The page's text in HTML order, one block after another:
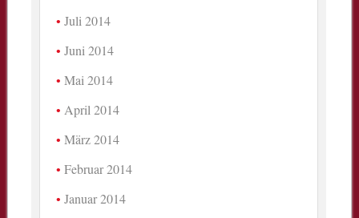
Juli 2014
Juni 2014
Mai 2014
April 2014
März 2014
Februar 2014
Januar 2014